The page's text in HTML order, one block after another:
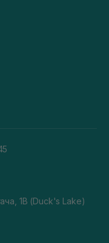
1В (Duck's Lake)